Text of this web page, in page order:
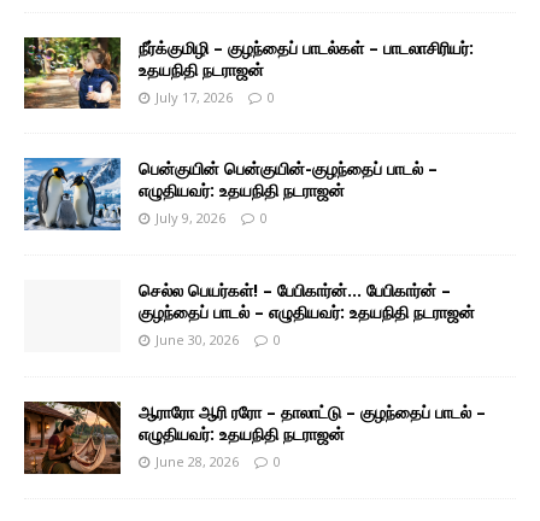
நீர்க்குமிழி – குழந்தைப் பாடல்கள் – பாடலாசிரியர்:
உதயநிதி நடராஜன்
July 17, 2026 0
பென்குயின் பென்குயின்-குழந்தைப் பாடல் –
எழுதியவர்: உதயநிதி நடராஜன்
July 9, 2026 0
செல்ல பெயர்கள்! – பேபிகார்ன்… பேபிகார்ன் –
குழந்தைப் பாடல் – எழுதியவர்: உதயநிதி நடராஜன்
June 30, 2026 0
ஆராரோ ஆரி ரரோ – தாலாட்டு – குழந்தைப் பாடல் –
எழுதியவர்: உதயநிதி நடராஜன்
June 28, 2026 0